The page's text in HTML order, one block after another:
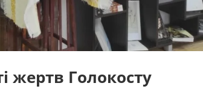
жертв Голокосту